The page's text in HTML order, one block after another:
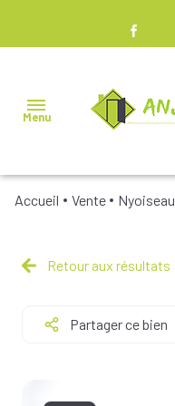
Menu
VENDRE
BIENS
Accueil Vente Nyoiseau
Retour aux résultats
Partager ce bien